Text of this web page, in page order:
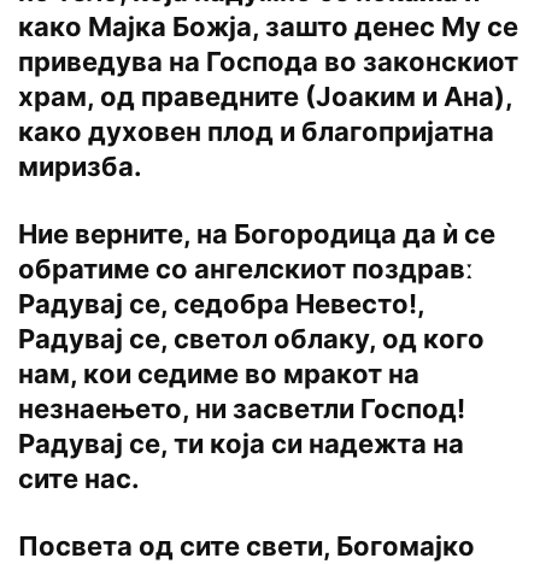
како Мајка Божја, зашто денес Му се
приведува на Господа во законскиот
храм, од праведните (Јоаким и Ана),
како духовен плод и благопријатна
миризба.
Ние верните, на Богородица да ѝ се
обратиме со ангелскиот поздравː
Радувај се, седобра Невесто!,
Радувај се, светол облаку, од кого
нам, кои седиме во мракот на
незнаењето, ни засветли Господ!
Радувај се, ти која си надежта на
сите нас.
Посвета од сите свети, Богомајко